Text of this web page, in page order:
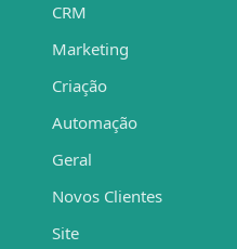
CRM
Marketing
Criação
Automação
Geral
Novos Clientes
Site